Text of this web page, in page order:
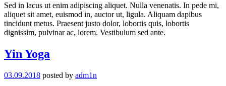
Sed in lacus ut enim adipiscing aliquet. Nulla venenatis. In pede mi,
aliquet sit amet, euismod in, auctor ut, ligula. Aliquam dapibus
tincidunt metus. Praesent justo dolor, lobortis quis, lobortis
dignissim, pulvinar ac, lorem. Vestibulum sed ante.
Yin Yoga
03.09.2018 posted by adm1n